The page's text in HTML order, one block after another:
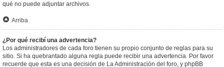
qué no puede adjuntar archivos.
Arriba
¿Por qué recibí una advertencia?
Los administradores de cada foro tienen su propio conjunto de reglas para su
sitio. Si ha quebrantado alguna regla puede recibir una advertencia. Por favor
recuerde que esta es una decisión de La Administración del foro, y phpBB